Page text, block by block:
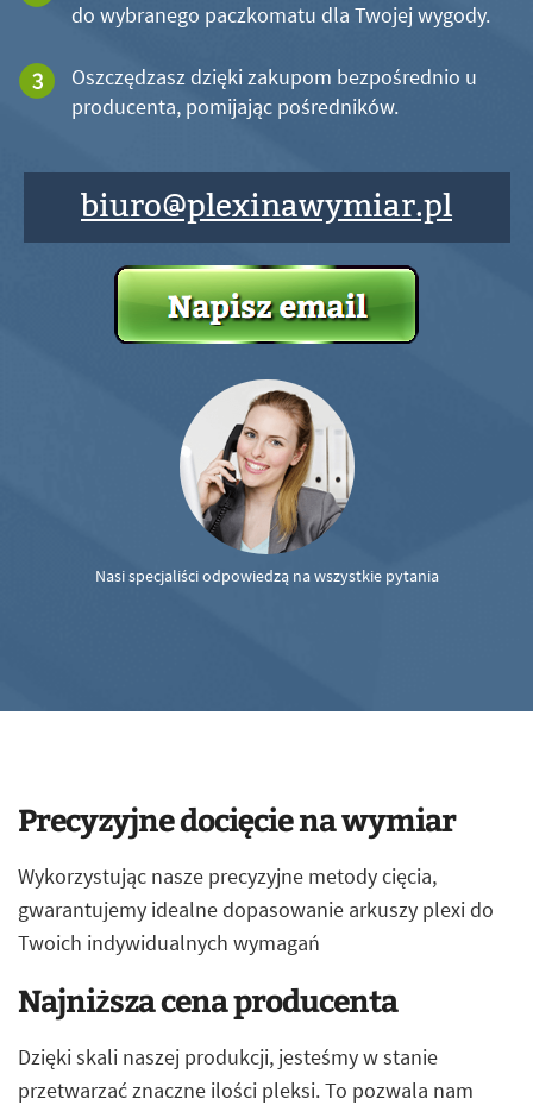
do wybranego paczkomatu dla Twojej wygody.
Oszczędzasz dzięki zakupom bezpośrednio u
producenta, pomijając pośredników.
biuro@plexinawymiar.pl
Nasi specjaliści odpowiedzą na wszystkie pytania
Precyzyjne docięcie na wymiar
Wykorzystując nasze precyzyjne metody cięcia,
gwarantujemy idealne dopasowanie arkuszy plexi do
Twoich indywidualnych wymagań
Najniższa cena producenta
Dzięki skali naszej produkcji, jesteśmy w stanie
przetwarzać znaczne ilości pleksi. To pozwala nam